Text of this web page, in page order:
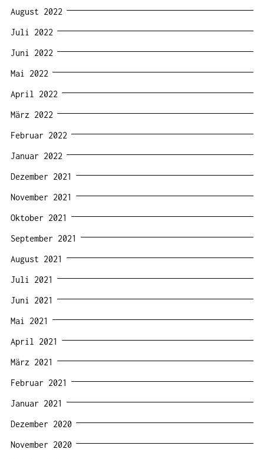
August 2022
Juli 2022
Juni 2022
Mai 2022
April 2022
März 2022
Februar 2022
Januar 2022
Dezember 2021
November 2021
Oktober 2021
September 2021
August 2021
Juli 2021
Juni 2021
Mai 2021
April 2021
März 2021
Februar 2021
Januar 2021
Dezember 2020
November 2020